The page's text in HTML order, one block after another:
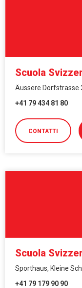
Scuola
Äussere Dorfstrasse
+41 79 434 81 80
CONTATTI
Scuola
Sporthaus, Kleine
+41 79 179 90 90